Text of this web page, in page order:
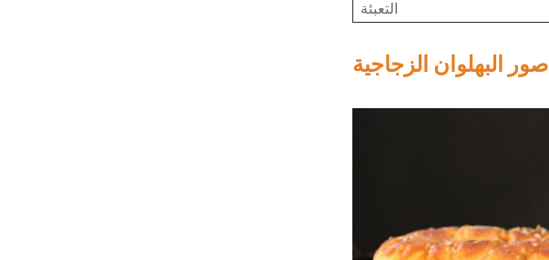
التعبئة
صور البهلوان الزجاجية